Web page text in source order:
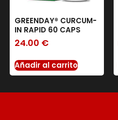
GREENDAY® CURCUM-
IN RAPID 60 CAPS
24.00 €
Añadir al carrito